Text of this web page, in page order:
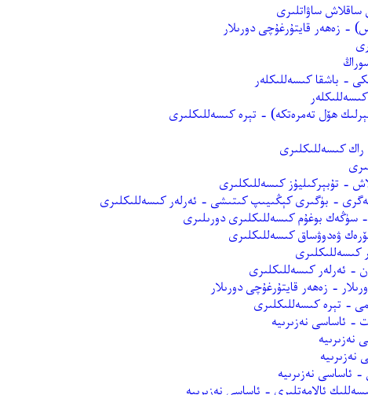
ساۋاتلىرى
- زەھەر قايتۇرغۇچى دورىلار
- باشقا كىسەللىكلەر
ھۆل تەمرەتكە) - تېرە كىسەللىكلىرى
كىسەللىكلىرى
- تۇبېركىليۇز كىسەللىكلىرى
- بۈگىرى كېڭىيىپ كىتىشى - ئەرلەر كىسەللىكلىرى
- سۈڭەك بوغۇم كىسەللىكلىرى دورىلىرى
ۋەدوۋساق كىسەللىكلىرى
كىسەللىكلىرى
- ئەرلەر كىسەللىكلىرى
- زەھەر قايتۇرغۇچى دورىلار
- تېرە كىسەللىكلىرى
نەزىرىيە
نەزىرىيە
- ئاساسى نەزىرىيە
ئالامەتلىرى - ئاساسى نەزىرىيە